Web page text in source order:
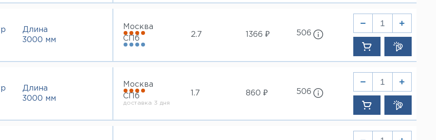
Длина
3000 мм
Москва
СПб
2.7 1366 ₽ 506
Длина
3000 мм
Москва
СПб
доставка 3 дня
1.7 860 ₽ 506